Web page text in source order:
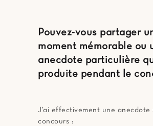
Pouvez-vous partager
moment mémorable ou
anecdote particulière
produite pendant le
J’ai effectivement une anecdote
concours :